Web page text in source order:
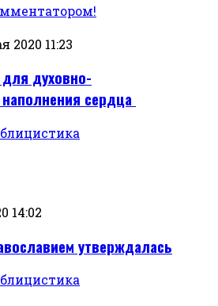
2020 11:23
духовно-
сердца
14:02
утверждалась